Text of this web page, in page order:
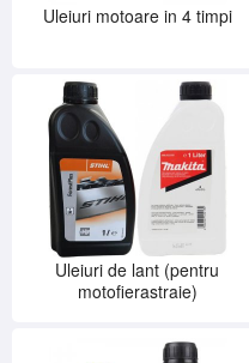
PRODUCATORI
INCHIRIERI
BLOG
CONTACT
AUTENTIFICARE
Uleiuri motoare in 4 timpi
Uleiuri de lant (pentru
motofierastraie)